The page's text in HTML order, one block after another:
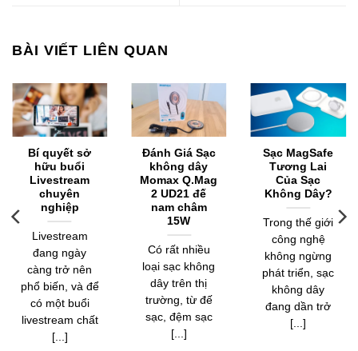
BÀI VIẾT LIÊN QUAN
Bí quyết sở
hữu buổi
Livestream
chuyên
nghiệp
Livestream
đang ngày
càng trở nên
phổ biến, và để
có một buổi
livestream chất
[...]
Đánh Giá Sạc
không dây
Momax Q.Mag
2 UD21 đế
nam châm
15W
Có rất nhiều
loại sạc không
dây trên thị
trường, từ đế
sạc, đệm sạc
[...]
Sạc MagSafe
Tương Lai
Của Sạc
Không Dây?
Trong thế giới
công nghệ
không ngừng
phát triển, sạc
không dây
đang dần trở
[...]